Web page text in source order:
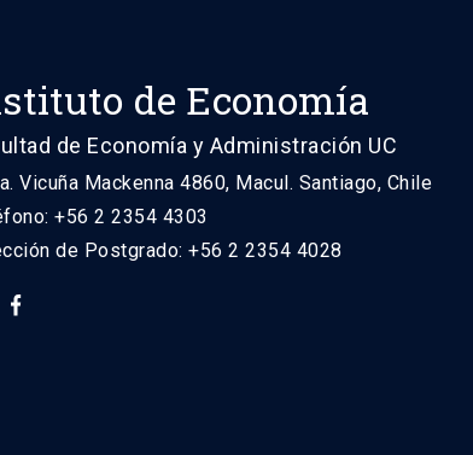
de Economía
de Economía y Administración UC
Vicuña Mackenna 4860, Macul. Santiago, Chile
+56 2 2354 4303
de Postgrado: +56 2 2354 4028